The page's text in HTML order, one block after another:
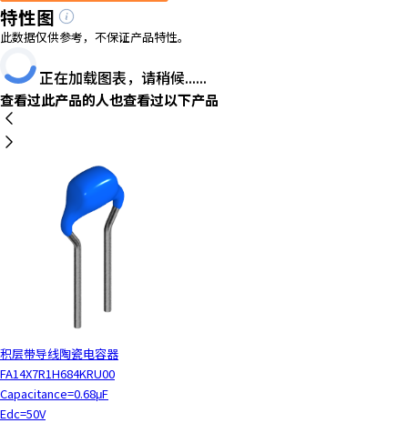
特性图
此数据仅供参考，不保证产品特性。
正在加载图表，请稍候......
查看过此产品的人也查看过以下产品
积层带导线陶瓷电容器
FA14X7R1H684KRU00
Capacitance=0.68μF
Edc=50V